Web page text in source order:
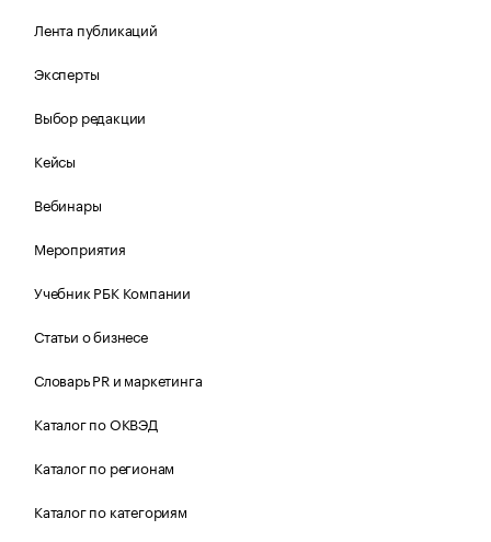
Лента публикаций
Эксперты
Выбор редакции
Кейсы
Вебинары
Мероприятия
Учебник РБК Компании
Статьи о бизнесе
Словарь PR и маркетинга
Каталог по ОКВЭД
Каталог по регионам
Каталог по категориям